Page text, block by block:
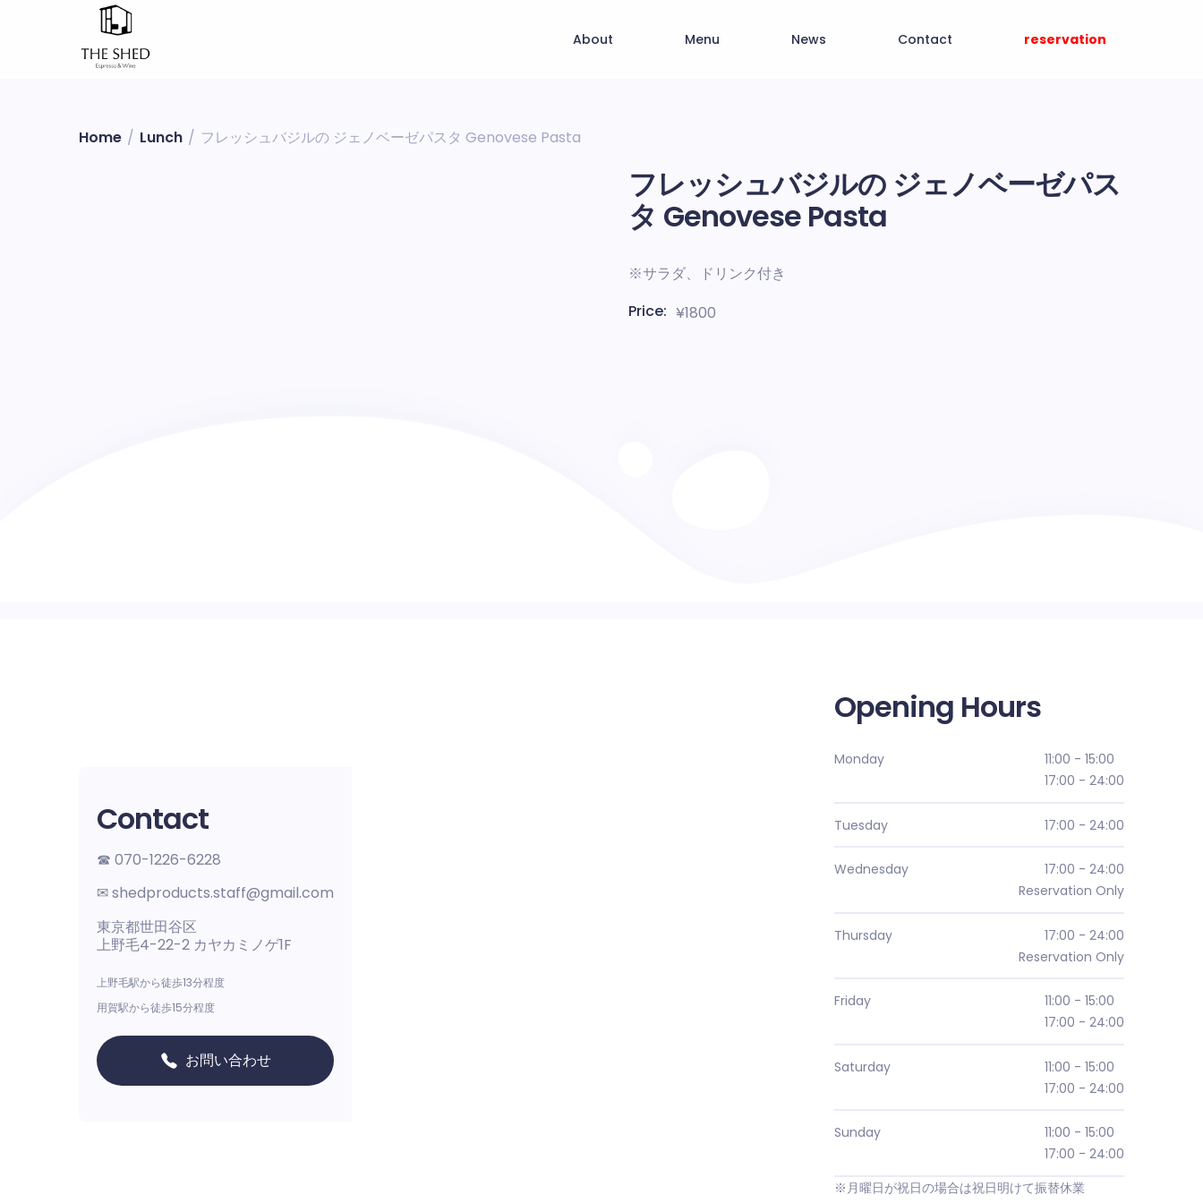
About Menu News Contact reservation
Home / Lunch / フレッシュバジルの ジェノベーゼパスタ Genovese Pasta
フレッシュバジルの ジェノベーゼパス
タ Genovese Pasta
※サラダ、ドリンク付き
Price: ¥1800
Contact
☎︎ 070-1226-6228
✉︎ shedproducts.staff@gmail.com
東京都世田谷区
上野毛4-22-2 カヤカミノゲ1F
上野毛駅から徒歩13分程度
用賀駅から徒歩15分程度
お問い合わせ
Opening Hours
Monday
11:00 - 15:00
17:00 - 24:00
Tuesday 17:00 - 24:00
Wednesday
17:00 - 24:00
Reservation Only
Thursday
17:00 - 24:00
Reservation Only
Friday
11:00 - 15:00
17:00 - 24:00
Saturday
11:00 - 15:00
17:00 - 24:00
Sunday
11:00 - 15:00
17:00 - 24:00
※月曜日が祝日の場合は祝日明けて振替休業